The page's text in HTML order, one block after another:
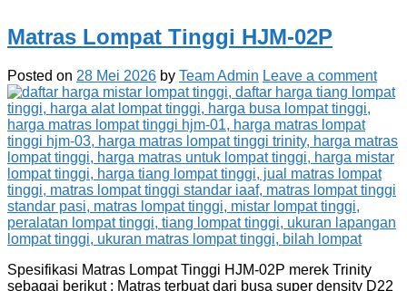
Matras Lompat Tinggi HJM-02P
Posted on 28 Mei 2026 by Team Admin Leave a comment
Spesifikasi Matras Lompat Tinggi HJM-02P merek Trinity
sebagai berikut : Matras terbuat dari busa super density D22